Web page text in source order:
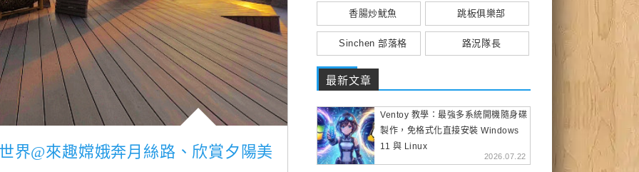
界@來趣嫦娥奔月絲路、欣賞夕陽美
香腸炒魷魚 跳板俱樂部
Sinchen 部落格 路況隊長
最新文章
Ventoy 教學：最強多系統開機隨身碟
製作，免格式化直接安裝 Windows
11 與 Linux
2026.07.22